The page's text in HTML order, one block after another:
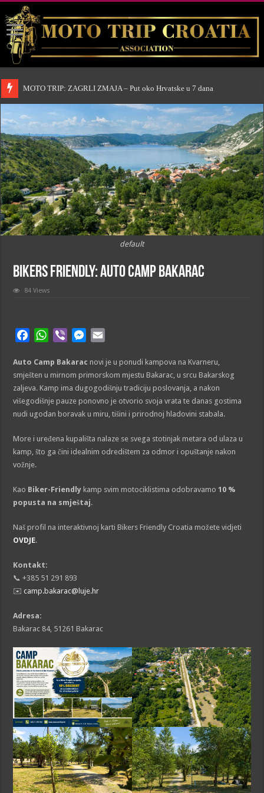
MOTO TRIP: ZAGRLI ZMAJA – Put oko Hrvatske u 7 dana
default
BIKERS FRIENDLY: Auto Camp Bakarac
84 Views
c
e
b
o
o
k
W
a
t
s
A
p
p
b
e
r
M
s
s
e
n
g
e
r
a
i
l
Auto Camp Bakarac novi je u ponudi kampova na Kvarneru,
smješten u mirnom primorskom mjestu Bakarac, u srcu Bakarskog
zaljeva. Kamp ima dugogodišnju tradiciju poslovanja, a nakon
višegodišnje pauze ponovno je otvorio svoja vrata te danas gostima
nudi ugodan boravak u miru, tišini i prirodnoj hladovini stabala.
More i uređena kupališta nalaze se svega stotinjak metara od ulaza u
kamp, što ga čini idealnim odredištem za odmor i opuštanje nakon
vožnje.
Kao Biker-Friendly kamp svim motociklistima odobravamo10 %
popusta na smještaj.
Naš profil na interaktivnoj karti Bikers Friendly Croatia možete vidjeti
OVDJE.
Kontakt:
📞 +385 51 291 893
✉️camp.bakarac@luje.hr
Adresa:
Bakarac 84, 51261 Bakarac